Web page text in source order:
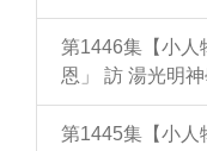
第1446集【小人
恩」 訪 湯光明
第1445集【小人